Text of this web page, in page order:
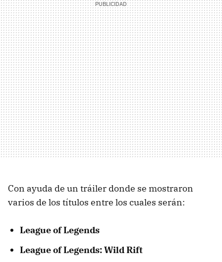
Con ayuda de un tráiler donde se mostraron
varios de los títulos entre los cuales serán:
League of Legends
League of Legends: Wild Rift